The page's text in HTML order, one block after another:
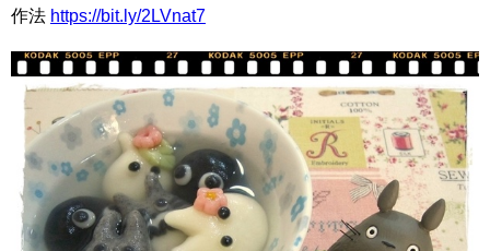
作法 https://bit.ly/2LVnat7